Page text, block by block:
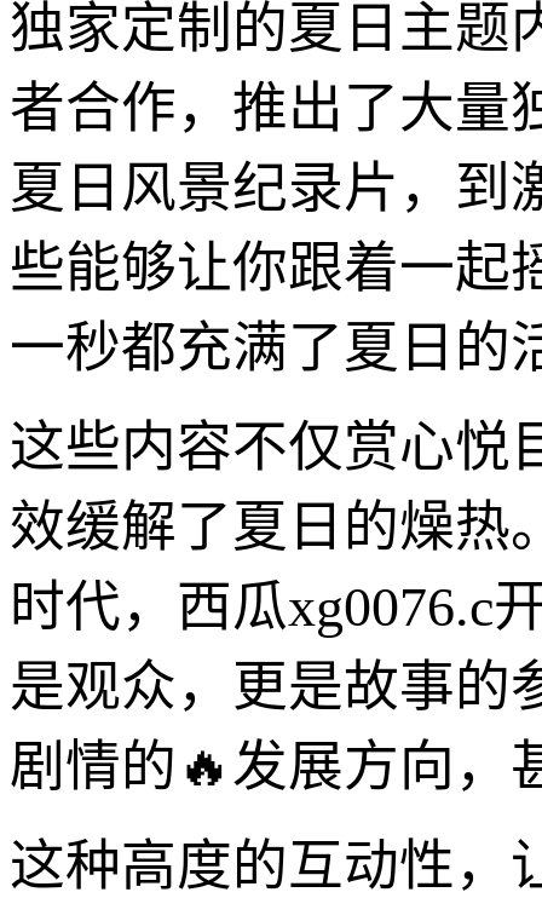
独家定制的夏日主题
者合作，推出了大量
夏日风景纪录片，到
些能够让你跟着一起
一秒都充满了夏日的
这些内容不仅赏心悦
效缓解了夏日的燥热
时代，西瓜xg0076.c
是观众，更是故事的
剧情的🔥发展方向，
这种高度的互动性，